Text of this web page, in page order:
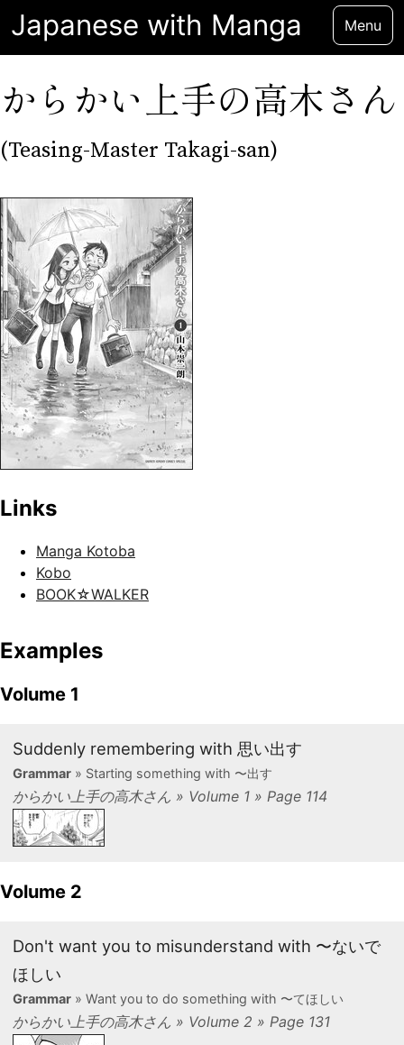
Japanese with Manga Menu
からかい上手の高木さん
(Teasing-Master Takagi-san)
Links
Manga Kotoba
Kobo
BOOK☆WALKER
Examples
Volume 1
Suddenly remembering with 思い出す
Grammar» Starting something with 〜出す
からかい上手の高木さん » Volume 1 » Page 114
Volume 2
Don't want you to misunderstand with 〜ないで
ほしい
Grammar» Want you to do something with 〜てほしい
からかい上手の高木さん » Volume 2 » Page 131